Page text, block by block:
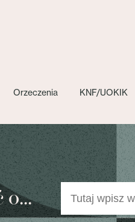
Orzeczenia KNF/UOKIK
o...